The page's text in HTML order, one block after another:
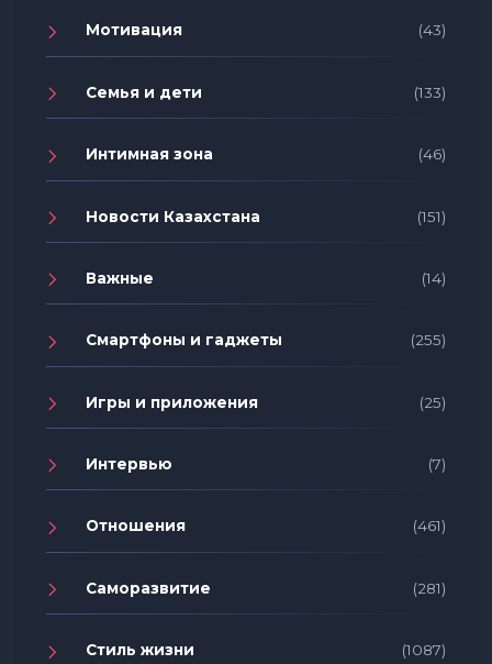
Мотивация (43)
Семья и дети (133)
Интимная зона (46)
Новости Казахстана (151)
Важные (14)
Смартфоны и гаджеты (255)
Игры и приложения (25)
Интервью (7)
Отношения (461)
Саморазвитие (281)
Стиль жизни (1087)